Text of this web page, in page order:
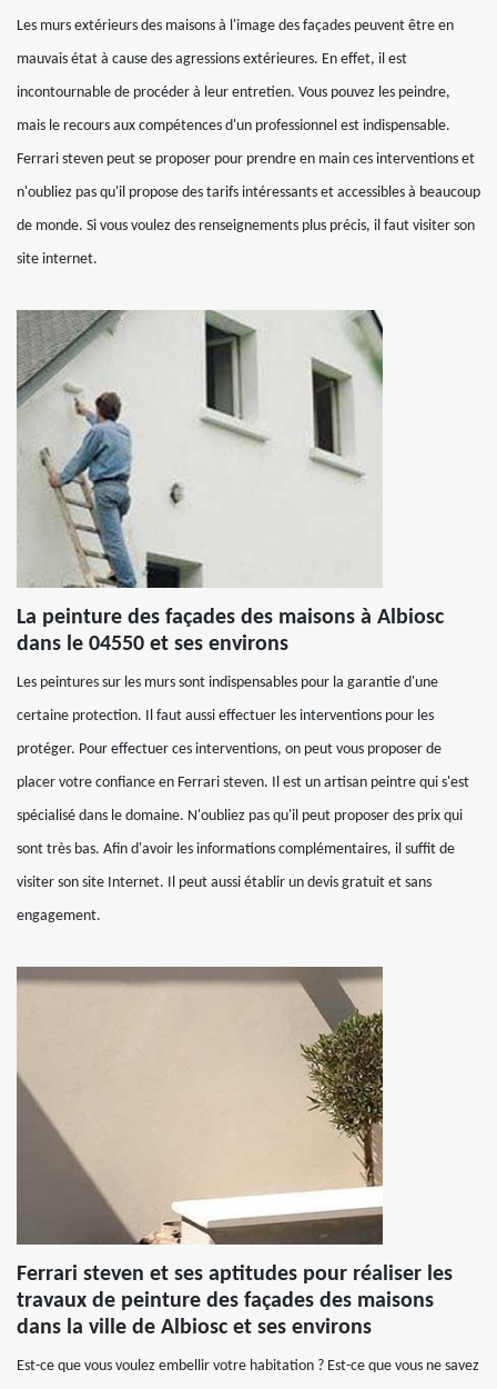
Les murs extérieurs des maisons à l'image des façades peuvent être en
mauvais état à cause des agressions extérieures. En effet, il est
incontournable de procéder à leur entretien. Vous pouvez les peindre,
mais le recours aux compétences d'un professionnel est indispensable.
Ferrari steven peut se proposer pour prendre en main ces interventions et
n'oubliez pas qu'il propose des tarifs intéressants et accessibles à beaucoup
de monde. Si vous voulez des renseignements plus précis, il faut visiter son
site internet.
La peinture des façades des maisons à Albiosc
dans le 04550 et ses environs
Les peintures sur les murs sont indispensables pour la garantie d'une
certaine protection. Il faut aussi effectuer les interventions pour les
protéger. Pour effectuer ces interventions, on peut vous proposer de
placer votre confiance en Ferrari steven. Il est un artisan peintre qui s'est
spécialisé dans le domaine. N'oubliez pas qu'il peut proposer des prix qui
sont très bas. Afin d'avoir les informations complémentaires, il suffit de
visiter son site Internet. Il peut aussi établir un devis gratuit et sans
engagement.
Ferrari steven et ses aptitudes pour réaliser les
travaux de peinture des façades des maisons
dans la ville de Albiosc et ses environs
Est-ce que vous voulez embellir votre habitation ? Est-ce que vous ne savez